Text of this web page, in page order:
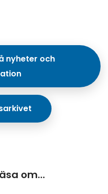
nyheter och
om...